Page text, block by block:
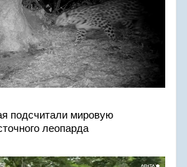
подсчитали мировую
леопарда